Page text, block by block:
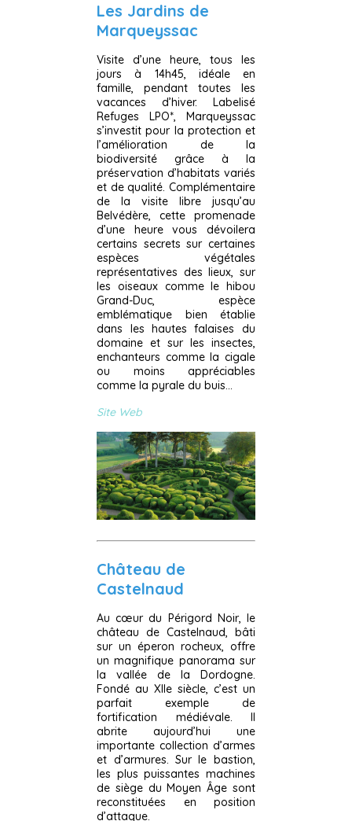
Les Jardins de
Marqueyssac
Visite d’une heure, tous les
jours à 14h45, idéale en
famille, pendant toutes les
vacances d’hiver. Labelisé
Refuges LPO*, Marqueyssac
s’investit pour la protection et
l’amélioration de la
biodiversité grâce à la
préservation d’habitats variés
et de qualité. Complémentaire
de la visite libre jusqu’au
Belvédère, cette promenade
d’une heure vous dévoilera
certains secrets sur certaines
espèces végétales
représentatives des lieux, sur
les oiseaux comme le hibou
Grand-Duc, espèce
emblématique bien établie
dans les hautes falaises du
domaine et sur les insectes,
enchanteurs comme la cigale
ou moins appréciables
comme la pyrale du buis…
Site Web
Château de
Castelnaud
Au cœur du Périgord Noir, le
château de Castelnaud, bâti
sur un éperon rocheux, offre
un magnifique panorama sur
la vallée de la Dordogne.
Fondé au XIIe siècle, c’est un
parfait exemple de
fortification médiévale. Il
abrite aujourd’hui une
importante collection d’armes
et d’armures. Sur le bastion,
les plus puissantes machines
de siège du Moyen Âge sont
reconstituées en position
d’attaque.